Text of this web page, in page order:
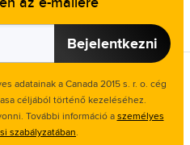
Bejelentkezni
adatainak a Canada 2015 s. r. o. cég
céljából történő kezeléséhez.
További információ aszemélyes
szabályzatában.